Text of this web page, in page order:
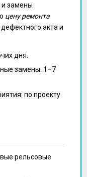
замены
цену ремонта
акта и
дня.
замены: 1–7
по проекту
рельсовые